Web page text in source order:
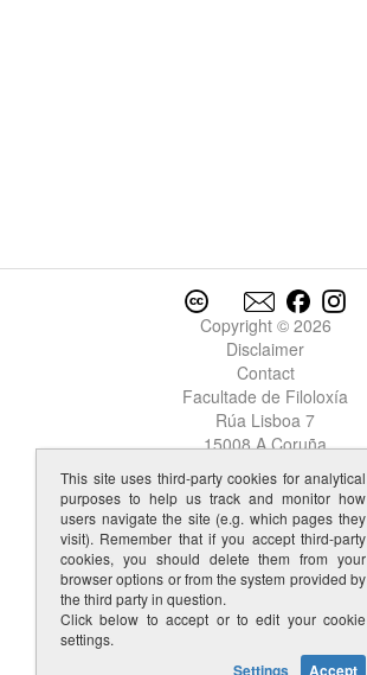
Copyright © 2026
Disclaimer
Contact
Facultade de Filoloxía
Rúa Lisboa 7
15008 A Coruña
This site uses third-party cookies for analytical
purposes to help us track and monitor how
users navigate the site (e.g. which pages they
visit). Remember that if you accept third-party
cookies, you should delete them from your
browser options or from the system provided by
the third party in question.
Click below to accept or to edit your cookie
settings.
Settings Accept